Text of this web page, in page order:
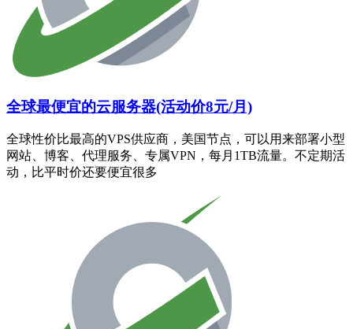
全球最便宜的云服务器(活动价8元/月)
全球性价比最高的VPS供应商，美国节点，可以用来部署小型
网站、博客、代理服务、专属VPN，每月1TB流量。不定期活
动，比平时价还要便宜很多